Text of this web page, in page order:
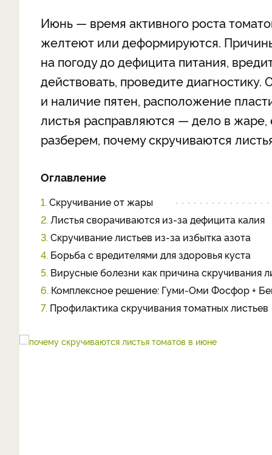
Июнь — время активного роста
желтеют или деформируются.
на погоду до дефицита питания,
действовать, проведите
и наличие пятен, расположение
листья расправляются — дело в
разберем, почему скручиваются
Оглавление
1. Скручивание от жары
2. Листья сворачиваются из-за дефицита калия
3. Скручивание листьев из-за избытка азота
4. Борьба с вредителями для здоровья куста
5. Вирусные болезни как причина скручивания
6. Комплексное решение: Гуми-Оми Фосфор +
7. Профилактика скручивания томатных листьев